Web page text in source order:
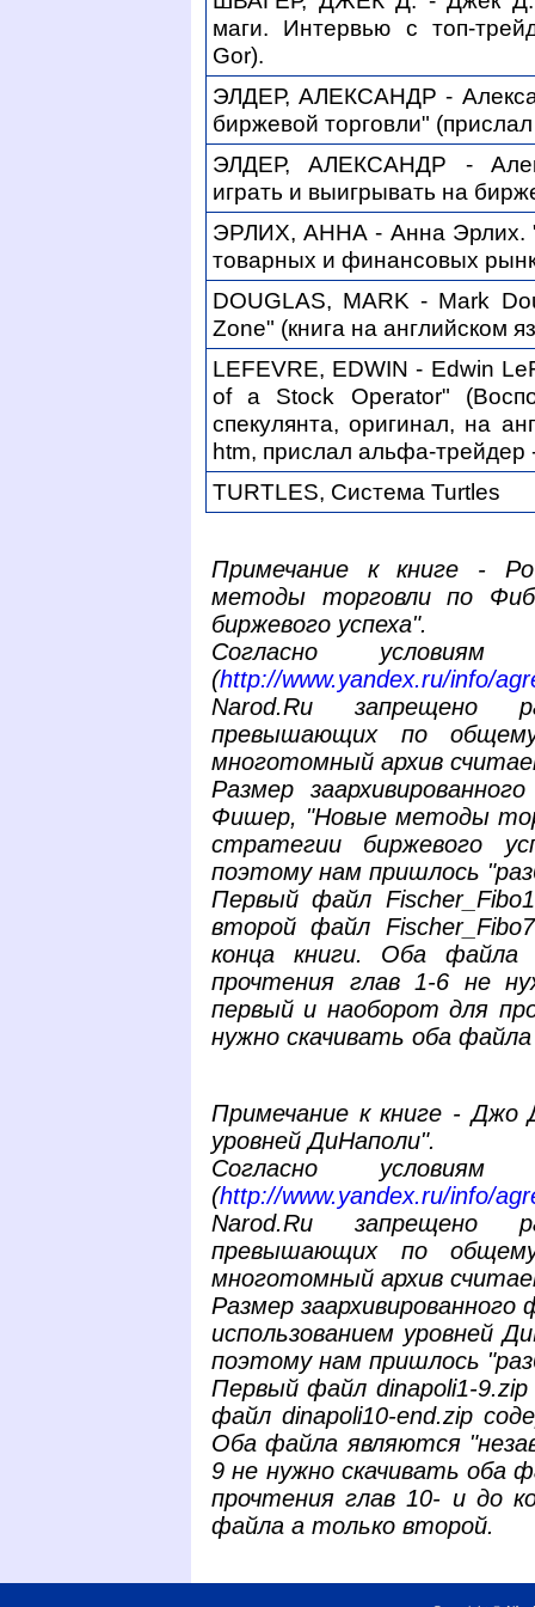
маги. Интервью с топ-
Gor).
ЭЛДЕР, АЛЕКСАНДР -
биржевой торговли"
ЭЛДЕР, АЛЕКСАНДР -
играть и выигрывать на
ЭРЛИХ, АННА - Анна Эрлих.
товарных и финансовых
DOUGLAS, MARK - Mark
Zone" (книга на английском
LEFEVRE, EDWIN - Edwin
of a Stock Operator"
спекулянта, оригинал, на
htm, прислал альфа-трейдер
TURTLES, Система Turtles
Примечание к книге -
методы торговли по
биржевого успеха".
Согласно условиям
(http://www.yandex.ru/info/
Narod.Ru запрещено
превышающих по
многотомный архив
Размер
Фишер, "Новые методы
стратегии биржевого
поэтому нам пришлось
Первый файл
второй файл
конца книги. Оба файла
прочтения глав 1-6 не
первый и наоборот для
нужно скачивать оба
Примечание к книге - Джо
уровней ДиНаполи".
Согласно условиям
(http://www.yandex.ru/info/
Narod.Ru запрещено
превышающих по
многотомный архив
Размер
использованием уровней
поэтому нам пришлось
Первый файл dinapoli1-
файл dinapoli10-end.zip
Оба файла являются
9 не нужно скачивать оба
прочтения глав 10- и до
файла а только второй.